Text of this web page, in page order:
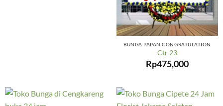
BUNGA PAPAN CONGRATULATION
Ctr 23
Rp475,000